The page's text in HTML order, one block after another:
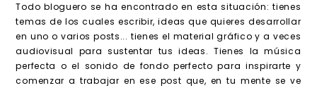
Todo bloguero se ha encontrado en esta situación: tienes
temas de los cuales escribir, ideas que quieres desarrollar
en uno o varios posts... tienes el material gráfico y a veces
audiovisual para sustentar tus ideas. Tienes la música
perfecta o el sonido de fondo perfecto para inspirarte y
comenzar a trabajar en ese post que, en tu mente se ve